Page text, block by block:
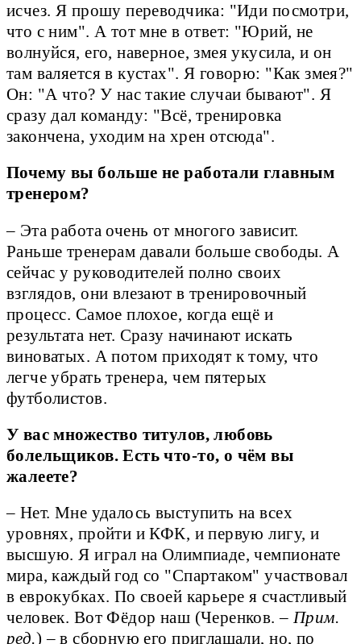
исчез. Я прошу переводчика: "Иди посмотри,
что с ним". А тот мне в ответ: "Юрий, не
волнуйся, его, наверное, змея укусила, и он
там валяется в кустах". Я говорю: "Как змея?"
Он: "А что? У нас такие случаи бывают". Я
сразу дал команду: "Всё, тренировка
закончена, уходим на хрен отсюда".
Почему вы больше не работали главным
тренером?
– Эта работа очень от многого зависит.
Раньше тренерам давали больше свободы. А
сейчас у руководителей полно своих
взглядов, они влезают в тренировочный
процесс. Самое плохое, когда ещё и
результата нет. Сразу начинают искать
виноватых. А потом приходят к тому, что
легче убрать тренера, чем пятерых
футболистов.
У вас множество титулов, любовь
болельщиков. Есть что-то, о чём вы
жалеете?
– Нет. Мне удалось выступить на всех
уровнях, пройти и КФК, и первую лигу, и
высшую. Я играл на Олимпиаде, чемпионате
мира, каждый год со "Спартаком" участвовал
в еврокубках. По своей карьере я счастливый
человек. Вот Фёдор наш (Черенков. – Прим.
ред.) – в сборную его приглашали, но, по